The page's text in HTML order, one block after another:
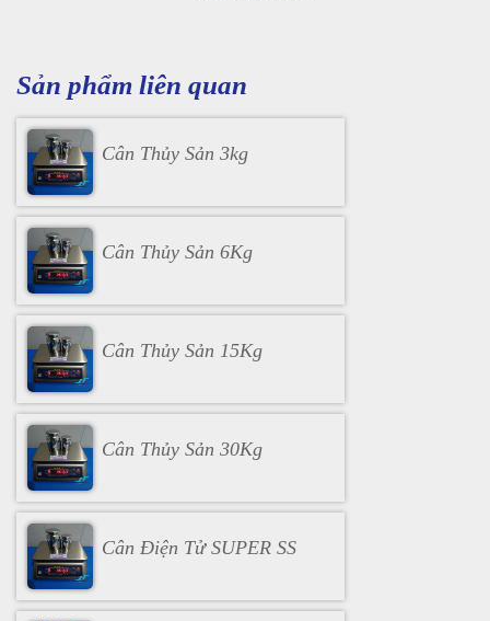
Sản phẩm liên quan
Cân Thủy Sản 3kg
Cân Thủy Sản 6Kg
Cân Thủy Sản 15Kg
Cân Thủy Sản 30Kg
Cân Điện Tử SUPER SS